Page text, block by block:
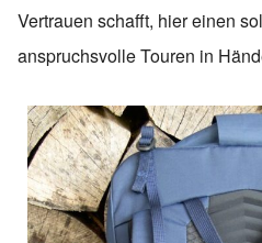
Vertrauen schafft, hier einen
anspruchsvolle Touren in